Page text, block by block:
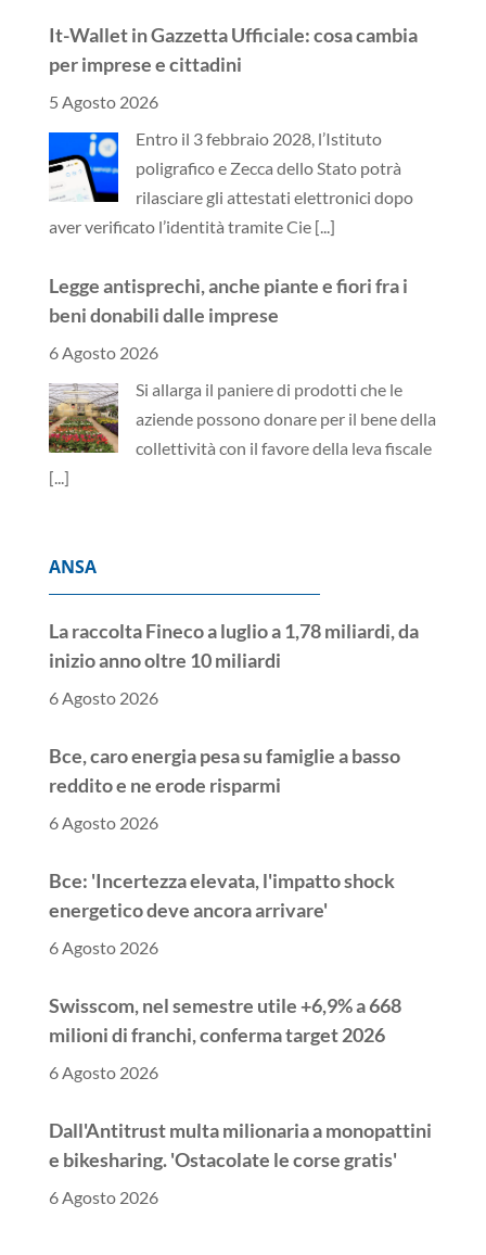
It-Wallet in Gazzetta Ufficiale: cosa cambia
per imprese e cittadini
5 Agosto 2026
Entro il 3 febbraio 2028, l’Istituto
poligrafico e Zecca dello Stato potrà
rilasciare gli attestati elettronici dopo
aver verificato l’identità tramite Cie [...]
Legge antisprechi, anche piante e fiori fra i
beni donabili dalle imprese
6 Agosto 2026
Si allarga il paniere di prodotti che le
aziende possono donare per il bene della
collettività con il favore della leva fiscale
[...]
ANSA
La raccolta Fineco a luglio a 1,78 miliardi, da
inizio anno oltre 10 miliardi
6 Agosto 2026
Bce, caro energia pesa su famiglie a basso
reddito e ne erode risparmi
6 Agosto 2026
Bce: 'Incertezza elevata, l'impatto shock
energetico deve ancora arrivare'
6 Agosto 2026
Swisscom, nel semestre utile +6,9% a 668
milioni di franchi, conferma target 2026
6 Agosto 2026
Dall'Antitrust multa milionaria a monopattini
e bikesharing. 'Ostacolate le corse gratis'
6 Agosto 2026